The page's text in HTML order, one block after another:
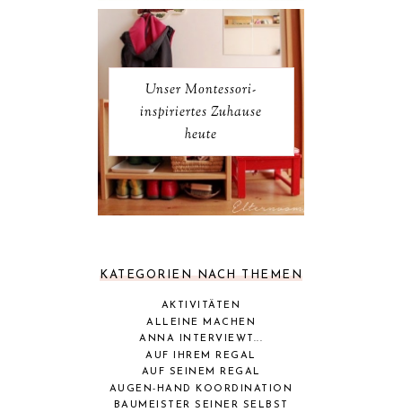
Unser Montessori-
inspiriertes Zuhause
heute
KATEGORIEN NACH THEMEN
AKTIVITÄTEN
ALLEINE MACHEN
ANNA INTERVIEWT...
AUF IHREM REGAL
AUF SEINEM REGAL
AUGEN-HAND KOORDINATION
BAUMEISTER SEINER SELBST